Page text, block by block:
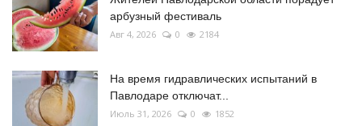
арбузный фестиваль
Авг 4, 2026 0 2184
На время гидравлических испытаний в
Павлодаре отключат...
Июль 31, 2026 0 1852